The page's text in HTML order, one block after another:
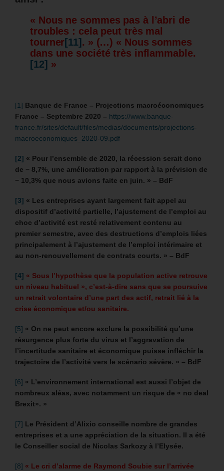
« Nous ne sommes pas à l’abri de
troubles : cela peut très mal
tourner[11] . » (…) « Nous sommes
dans une société très inflammable.
[12] »
[1] Banque de France – Projections macroéconomiques
France – Septembre 2020 – https://www.banque-
france.fr/sites/default/files/medias/documents/projections-
macroeconomiques_2020-09.pdf
[2] « Pour l’ensemble de 2020, la récession serait donc
de − 8,7%, une amélioration par rapport à la prévision de
− 10,3% que nous avions faite en juin. » – BdF
[3] « Les entreprises ayant largement fait appel au
dispositif d’activité partielle, l’ajustement de l’emploi au
choc d’activité est resté relativement contenu au
premier semestre, avec des destructions d’emplois liées
principalement à l’ajustement de l’emploi intérimaire et
au non-renouvellement de contrats courts. » – BdF
[4] « Sous l’hypothèse que la population active retrouve
un niveau habituel », c’est-à-dire sans que se poursuive
un retrait volontaire d’une part des actif, retrait lié à la
crise économique et/ou sanitaire.
[5] « On ne peut encore exclure la possibilité qu’une
résurgence plus forte du virus et l’aggravation de
l’incertitude sanitaire et économique puisse infléchir la
trajectoire de l’activité vers le scénario sévère. » – BdF
[6] « L’environnement international est aussi l’objet de
nombreux aléas, avec notamment un risque de « no deal
Brexit». »
[7] Le Président d’Alixio conseille nombre de grandes
entreprises et a une appréciation de la situation. Il a été
le Conseiller social de Nicolas Sarkozy à l’Elysée.
[8] « Le cri d’alarme de Raymond Soubie sur l’arrivée